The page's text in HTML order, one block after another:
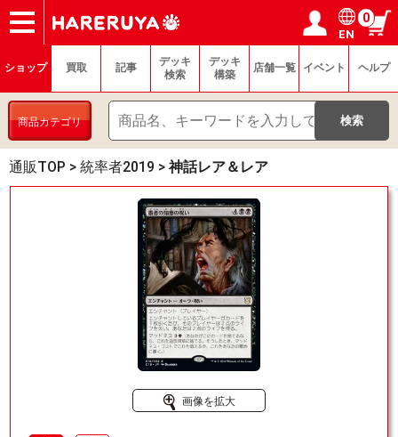
ショップ
買取
記事
デッキ検索
デッキ構築
選手一覧
店舗一覧
イベント
ヘルプ
お問い合わせ ログイン／会員登録
マイページ
EN
0
ショップ 買取 記事
デッキ
検索
デッキ
構築
店舗一覧 イベント ヘルプ
商品カテゴリ
通販TOP > 統率者2019 > 神話レア＆レア
画像を拡大